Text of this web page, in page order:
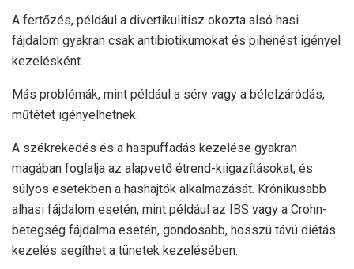
A fertőzés, például a divertikulitisz okozta alsó hasi
fájdalom gyakran csak antibiotikumokat és pihenést igényel
kezelésként.
Más problémák, mint például a sérv vagy a bélelzáródás,
műtétet igényelhetnek.
A székrekedés és a haspuffadás kezelése gyakran
magában foglalja az alapvető étrend-kiigazításokat, és
súlyos esetekben a hashajtók alkalmazását. Krónikusabb
alhasi fájdalom esetén, mint például az IBS vagy a Crohn-
betegség fájdalma esetén, gondosabb, hosszú távú diétás
kezelés segíthet a tünetek kezelésében.